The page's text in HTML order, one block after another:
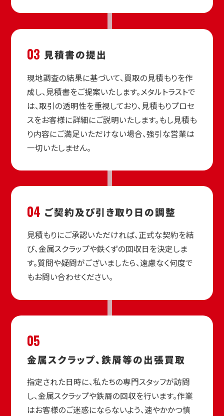
03 見積書の提出
現地調査の結果に基づいて、買取の見積もりを作
成し、見積書をご提案いたします。メタルトラストで
は、取引の透明性を重視しており、見積もりプロセ
スをお客様に詳細にご説明いたします。もし見積も
り内容にご満足いただけない場合、強引な営業は
一切いたしません。
04 ご契約及び引き取り日の調整
見積もりにご承認いただければ、正式な契約を結
び、金属スクラップや鉄くずの回収日を決定しま
す。質問や疑問がございましたら、遠慮なく何度で
もお問い合わせください。
05
金属スクラップ、鉄屑等の出張買取
指定された日時に、私たちの専門スタッフが訪問
し、金属スクラップや鉄屑の回収を行います。作業
はお客様のご迷惑にならないよう、速やかかつ慎